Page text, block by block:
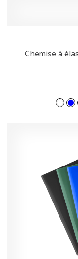
Chemise à